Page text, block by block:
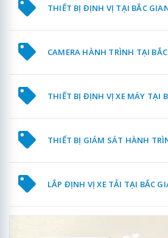
THIẾT BỊ ĐỊNH VỊ TẠI BẮC
CAMERA HÀNH TRÌNH TẠI
THIẾT BỊ ĐỊNH VỊ XE MÁY TẠI
THIẾT BỊ GIÁM SÁT HÀNH
LẮP ĐỊNH VỊ XE TẢI TẠI BẮC